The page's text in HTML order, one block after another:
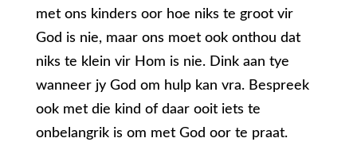
met ons kinders oor hoe niks te groot vir
God is nie, maar ons moet ook onthou dat
niks te klein vir Hom is nie. Dink aan tye
wanneer jy God om hulp kan vra. Bespreek
ook met die kind of daar ooit iets te
onbelangrik is om met God oor te praat.